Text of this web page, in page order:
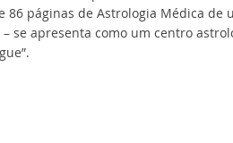
86 páginas de Astrologia Médica
se apresenta como um centro